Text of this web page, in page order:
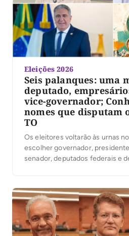
Eleições 2026
Seis palanques: uma
deputado,
vice-governador;
nomes que disputam
TO
Os eleitores voltarão às urnas
escolher governador,
senador, deputados federais e